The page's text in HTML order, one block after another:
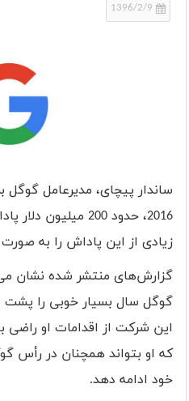
ساندار پیچای، مدیرعامل گوگل
2016، حدود 200
زیادی از این پاداش را به
گزارش‌های منتشر شده نشان
گوگل سال بسیار خوبی را
این شرکت از اقدامات او راضی
که او بتواند همچنان در رأس
خود ادامه دهد.